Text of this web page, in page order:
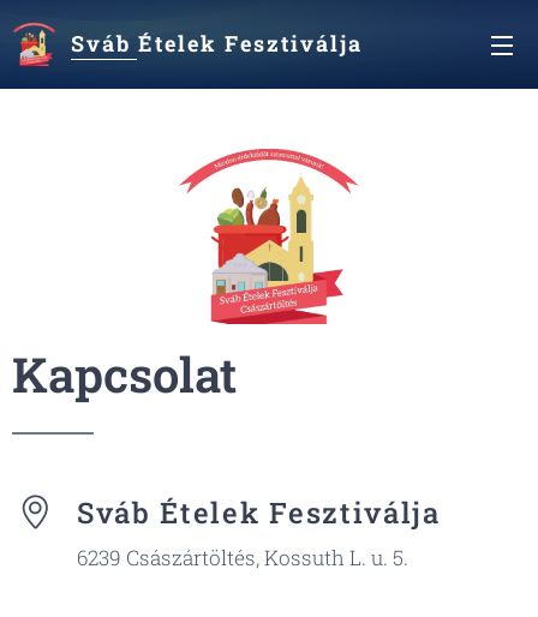
Sváb Ételek Fesztiválja
Kapcsolat
Sváb Ételek Fesztiválja
6239 Császártöltés, Kossuth L. u. 5.